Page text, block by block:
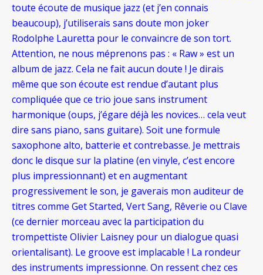
toute écoute de musique jazz (et j’en connais
beaucoup), j’utiliserais sans doute mon joker
Rodolphe Lauretta pour le convaincre de son tort.
Attention, ne nous méprenons pas : « Raw » est un
album de jazz. Cela ne fait aucun doute ! Je dirais
même que son écoute est rendue d’autant plus
compliquée que ce trio joue sans instrument
harmonique (oups, j’égare déjà les novices… cela veut
dire sans piano, sans guitare). Soit une formule
saxophone alto, batterie et contrebasse. Je mettrais
donc le disque sur la platine (en vinyle, c’est encore
plus impressionnant) et en augmentant
progressivement le son, je gaverais mon auditeur de
titres comme Get Started, Vert Sang, Rêverie ou Clave
(ce dernier morceau avec la participation du
trompettiste Olivier Laisney pour un dialogue quasi
orientalisant). Le groove est implacable ! La rondeur
des instruments impressionne. On ressent chez ces